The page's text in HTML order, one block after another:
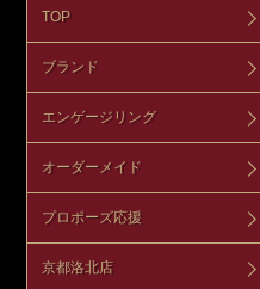
TOP
ブランド
エンゲージリング
オーダーメイド
プロポーズ応援
京都洛北店